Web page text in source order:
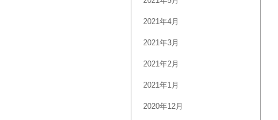
2021年4月
2021年3月
2021年2月
2021年1月
2020年12月